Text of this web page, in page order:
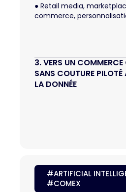
● Retail media,
commerce,
3. VERS UN
SANS COUTURE PILOTÉ
LA DONNÉE
#ARTIFICIAL
#COMEX